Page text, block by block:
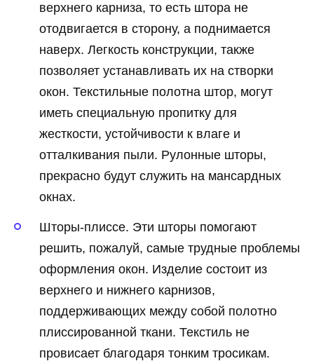
верхнего карниза, то есть штора не
отодвигается в сторону, а поднимается
наверх. Легкость конструкции, также
позволяет устанавливать их на створки
окон. Текстильные полотна штор, могут
иметь специальную пропитку для
жесткости, устойчивости к влаге и
отталкивания пыли. Рулонные шторы,
прекрасно будут служить на мансардных
окнах.
Шторы-плиссе. Эти шторы помогают
решить, пожалуй, самые трудные проблемы
оформления окон. Изделие состоит из
верхнего и нижнего карнизов,
поддерживающих между собой полотно
плиссированной ткани. Текстиль не
провисает благодаря тонким тросикам.